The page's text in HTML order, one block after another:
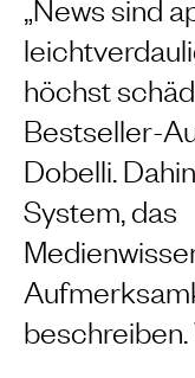
„News sind
höchst
Bestseller-
Dobelli.
System, das